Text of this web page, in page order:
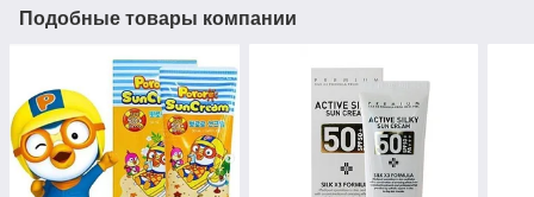
Подобные товары компании